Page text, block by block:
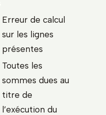
Erreur de calcul
sur les lignes
présentes
Toutes les
sommes dues au
titre de
l’exécution du